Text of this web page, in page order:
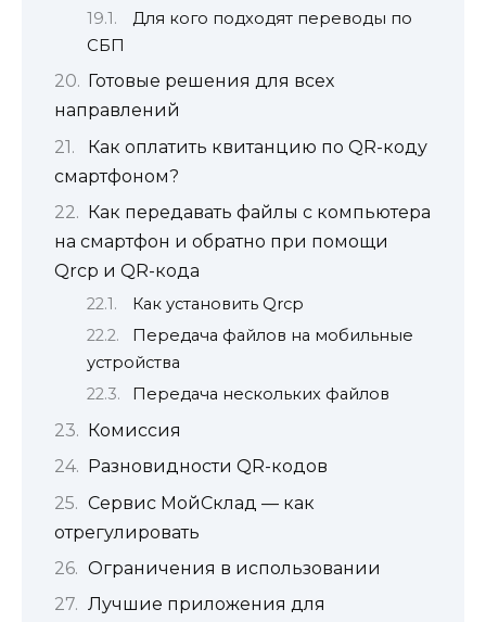
Для кого подходят переводы по
СБП
Готовые решения для всех
направлений
Как оплатить квитанцию по QR-коду
смартфоном?
Как передавать файлы с компьютера
на смартфон и обратно при помощи
Qrcp и QR-кода
Как установить Qrcp
Передача файлов на мобильные
устройства
Передача нескольких файлов
Комиссия
Разновидности QR-кодов
Сервис МойСклад — как
отрегулировать
Ограничения в использовании
Лучшие приложения для